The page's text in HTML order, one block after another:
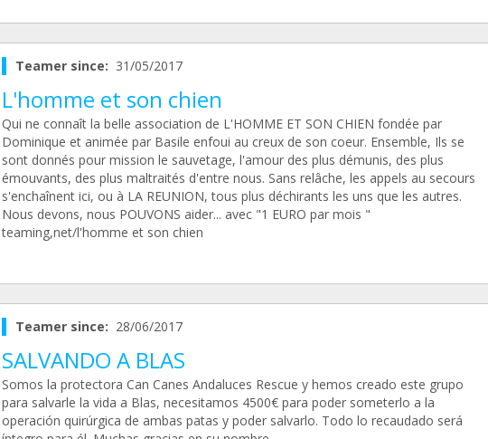
Teamer since: 31/05/2017
L'homme et son chien
Qui ne connaît la belle association de L'HOMME ET SON CHIEN fondée par
Dominique et animée par Basile enfoui au creux de son coeur. Ensemble, Ils se
sont donnés pour mission le sauvetage, l'amour des plus démunis, des plus
émouvants, des plus maltraités d'entre nous. Sans relâche, les appels au secours
s'enchaînent ici, ou à LA REUNION, tous plus déchirants les uns que les autres.
Nous devons, nous POUVONS aider... avec "1 EURO par mois "
teaming,net/l'homme et son chien
Teamer since: 28/06/2017
SALVANDO A BLAS
Somos la protectora Can Canes Andaluces Rescue y hemos creado este grupo
para salvarle la vida a Blas, necesitamos 4500€ para poder someterlo a la
operación quirúrgica de ambas patas y poder salvarlo. Todo lo recaudado será